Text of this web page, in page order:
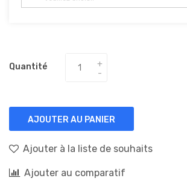
Quantité
AJOUTER AU PANIER
Ajouter à la liste de souhaits
Ajouter au comparatif